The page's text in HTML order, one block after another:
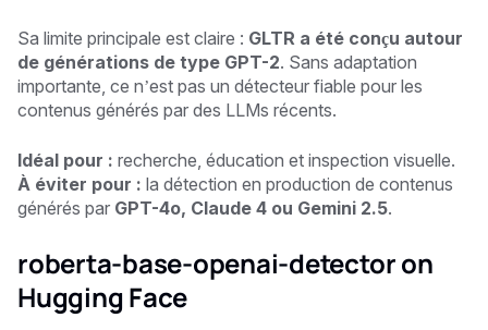
Sa limite principale est claire : GLTR a été conçu autour
de générations de type GPT-2. Sans adaptation
importante, ce n’est pas un détecteur fiable pour les
contenus générés par des LLMs récents.
Idéal pour : recherche, éducation et inspection visuelle.
À éviter pour : la détection en production de contenus
générés par GPT-4o, Claude 4 ou Gemini 2.5.
roberta-base-openai-detector on
Hugging Face